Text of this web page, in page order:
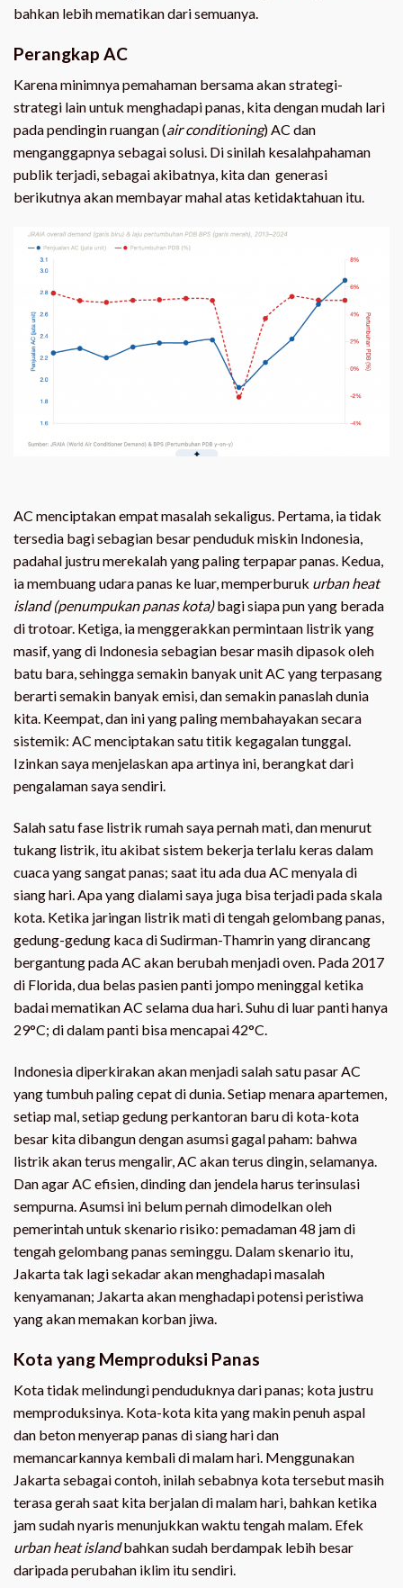
bahkan lebih mematikan dari semuanya.
Perangkap AC
Karena minimnya pemahaman bersama akan strategi-
strategi lain untuk menghadapi panas, kita dengan mudah lari
pada pendingin ruangan (air conditioning) AC dan
menganggapnya sebagai solusi. Di sinilah kesalahpahaman
publik terjadi, sebagai akibatnya, kita dan generasi
berikutnya akan membayar mahal atas ketidaktahuan itu.
AC menciptakan empat masalah sekaligus. Pertama, ia tidak
tersedia bagi sebagian besar penduduk miskin Indonesia,
padahal justru merekalah yang paling terpapar panas. Kedua,
ia membuang udara panas ke luar, memperburuk urban heat
island (penumpukan panas kota)bagi siapa pun yang berada
di trotoar. Ketiga, ia menggerakkan permintaan listrik yang
masif, yang di Indonesia sebagian besar masih dipasok oleh
batu bara, sehingga semakin banyak unit AC yang terpasang
berarti semakin banyak emisi, dan semakin panaslah dunia
kita. Keempat, dan ini yang paling membahayakan secara
sistemik: AC menciptakan satu titik kegagalan tunggal.
Izinkan saya menjelaskan apa artinya ini, berangkat dari
pengalaman saya sendiri.
Salah satu fase listrik rumah saya pernah mati, dan menurut
tukang listrik, itu akibat sistem bekerja terlalu keras dalam
cuaca yang sangat panas; saat itu ada dua AC menyala di
siang hari. Apa yang dialami saya juga bisa terjadi pada skala
kota. Ketika jaringan listrik mati di tengah gelombang panas,
gedung-gedung kaca di Sudirman-Thamrin yang dirancang
bergantung pada AC akan berubah menjadi oven. Pada 2017
di Florida, dua belas pasien panti jompo meninggal ketika
badai mematikan AC selama dua hari. Suhu di luar panti hanya
29°C; di dalam panti bisa mencapai 42°C.
Indonesia diperkirakan akan menjadi salah satu pasar AC
yang tumbuh paling cepat di dunia. Setiap menara apartemen,
setiap mal, setiap gedung perkantoran baru di kota-kota
besar kita dibangun dengan asumsi gagal paham: bahwa
listrik akan terus mengalir, AC akan terus dingin, selamanya.
Dan agar AC efisien, dinding dan jendela harus terinsulasi
sempurna. Asumsi ini belum pernah dimodelkan oleh
pemerintah untuk skenario risiko: pemadaman 48 jam di
tengah gelombang panas seminggu. Dalam skenario itu,
Jakarta tak lagi sekadar akan menghadapi masalah
kenyamanan; Jakarta akan menghadapi potensi peristiwa
yang akan memakan korban jiwa.
Kota yang Memproduksi Panas
Kota tidak melindungi penduduknya dari panas; kota justru
memproduksinya. Kota-kota kita yang makin penuh aspal
dan beton menyerap panas di siang hari dan
memancarkannya kembali di malam hari. Menggunakan
Jakarta sebagai contoh, inilah sebabnya kota tersebut masih
terasa gerah saat kita berjalan di malam hari, bahkan ketika
jam sudah nyaris menunjukkan waktu tengah malam. Efek
urban heat islandbahkan sudah berdampak lebih besar
daripada perubahan iklim itu sendiri.